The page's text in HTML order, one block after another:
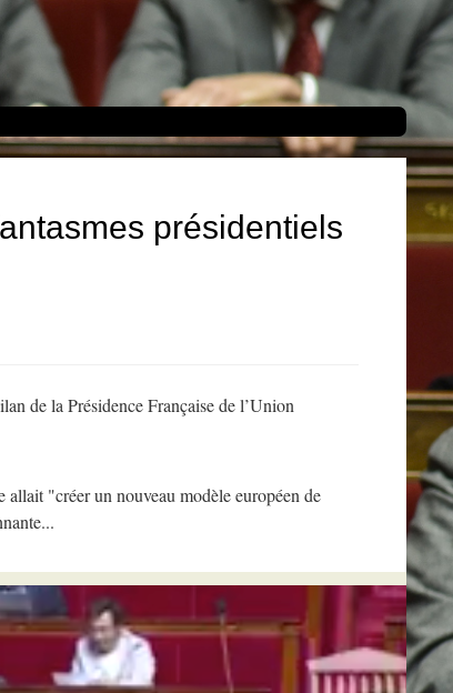
présidentiels
de la Présidence Française de l’Union
"créer un nouveau modèle européen de